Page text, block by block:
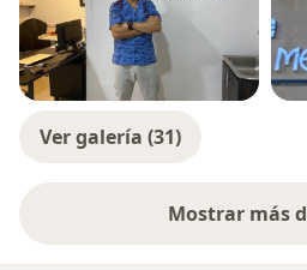
Ver galería (31)
Mostrar más